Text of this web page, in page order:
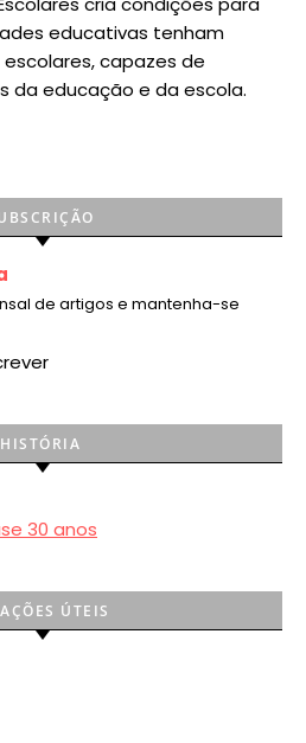
educativas tenham
capazes de
da educação e da escola.
de artigos e mantenha-se
HISTÓRIA
30 anos
ÚTEIS